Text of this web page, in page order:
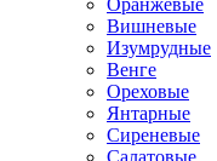
Оранжевые
Вишневые
Изумрудные
Венге
Ореховые
Янтарные
Сиреневые
Салатовые